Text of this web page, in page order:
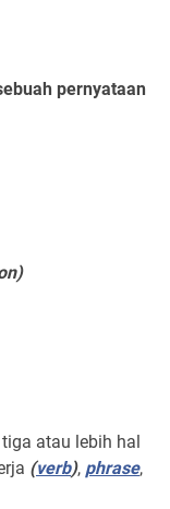
pernyataan
atau lebih hal
(verb), phrase,